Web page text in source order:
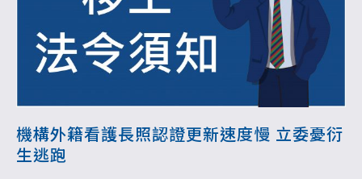
機構外籍看護長照認證更新速度慢 立委憂衍
生逃跑